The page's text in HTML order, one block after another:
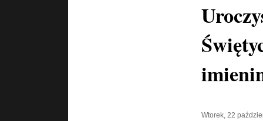
Wtorek, 22